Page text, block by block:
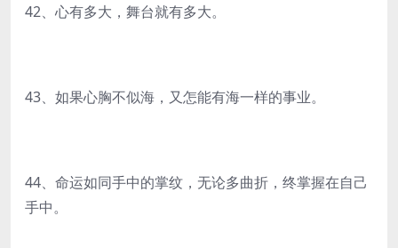
42、心有多大，舞台就有多大。
43、如果心胸不似海，又怎能有海一样的事业。
44、命运如同手中的掌纹，无论多曲折，终掌握在自己
手中。